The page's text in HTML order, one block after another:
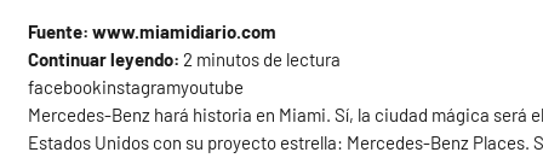
Fuente: www.miamidiario.com
Continuar leyendo: 2 minutos de lectura
facebookinstagramyoutube
Mercedes-Benz hará historia en Miami. Sí, la ciudad mágica
Estados Unidos con su proyecto estrella: Mercedes-Benz